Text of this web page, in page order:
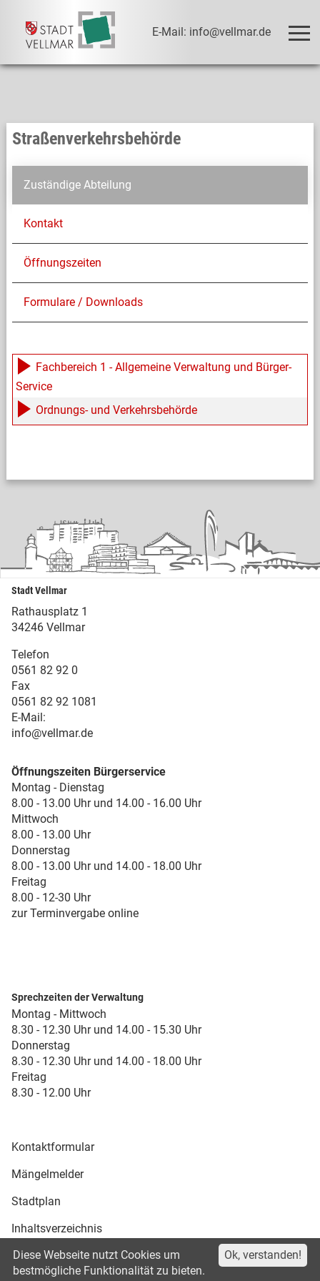
E-Mail: info@vellmar.de
Straßenverkehrsbehörde
Zuständige Abteilung
Kontakt
Öffnungszeiten
Formulare / Downloads
Fachbereich 1 - Allgemeine Verwaltung und Bürger-
Service
Ordnungs- und Verkehrsbehörde
Stadt Vellmar
Rathausplatz 1
34246 Vellmar
Telefon
0561 82 92 0
Fax
0561 82 92 1081
E-Mail:
info@vellmar.de
Öffnungszeiten Bürgerservice
Montag - Dienstag
8.00 - 13.00 Uhr und 14.00 - 16.00 Uhr
Mittwoch
8.00 - 13.00 Uhr
Donnerstag
8.00 - 13.00 Uhr und 14.00 - 18.00 Uhr
Freitag
8.00 - 12-30 Uhr
zur Terminvergabe online
Sprechzeiten der Verwaltung
Montag - Mittwoch
8.30 - 12.30 Uhr und 14.00 - 15.30 Uhr
Donnerstag
8.30 - 12.30 Uhr und 14.00 - 18.00 Uhr
Freitag
8.30 - 12.00 Uhr
Kontaktformular
Mängelmelder
Stadtplan
Inhaltsverzeichnis
Druckansicht
Ok, verstanden!
Diese Webseite nutzt Cookies um
bestmögliche Funktionalität zu bieten.